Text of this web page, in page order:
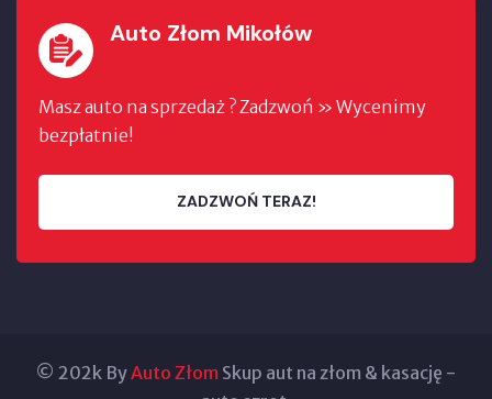
Auto Złom Mikołów
Masz auto na sprzedaż ? Zadzwoń » Wycenimy
bezpłatnie!
ZADZWOŃ TERAZ!
© 202k ByAuto Złom Skup aut na złom & kasację -